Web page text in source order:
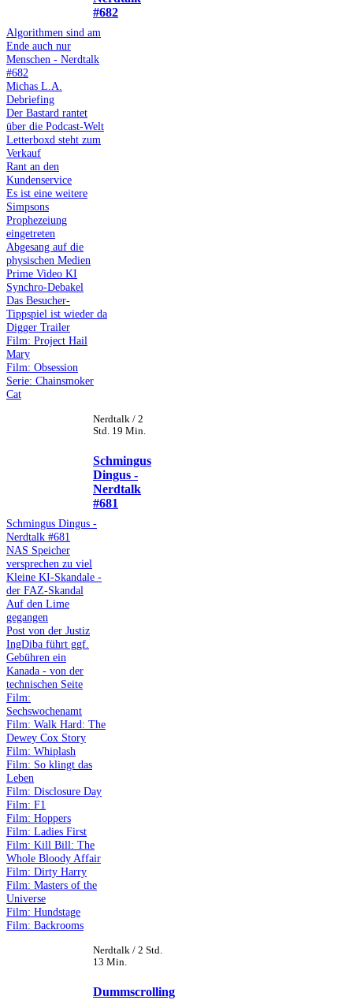
#682
Algorithmen sind am
Ende auch nur
Menschen - Nerdtalk
#682
Michas L.A.
Debriefing
Der Bastard rantet
über die Podcast-Welt
Letterboxd steht zum
Verkauf
Rant an den
Kundenservice
Es ist eine weitere
Simpsons
Prophezeiung
eingetreten
Abgesang auf die
physischen Medien
Prime Video KI
Synchro-Debakel
Das Besucher-
Tippspiel ist wieder da
Digger Trailer
Film: Project Hail
Mary
Film: Obsession
Serie: Chainsmoker
Cat
Nerdtalk / 2
Std. 19 Min.
Schmingus
Dingus -
Nerdtalk
#681
Schmingus Dingus -
Nerdtalk #681
NAS Speicher
versprechen zu viel
Kleine KI-Skandale -
der FAZ-Skandal
Auf den Lime
gegangen
Post von der Justiz
IngDiba führt ggf.
Gebühren ein
Kanada - von der
technischen Seite
Film:
Sechswochenamt
Film: Walk Hard: The
Dewey Cox Story
Film: Whiplash
Film: So klingt das
Leben
Film: Disclosure Day
Film: F1
Film: Hoppers
Film: Ladies First
Film: Kill Bill: The
Whole Bloody Affair
Film: Dirty Harry
Film: Masters of the
Universe
Film: Hundstage
Film: Backrooms
Nerdtalk / 2 Std.
13 Min.
Dummscrolling